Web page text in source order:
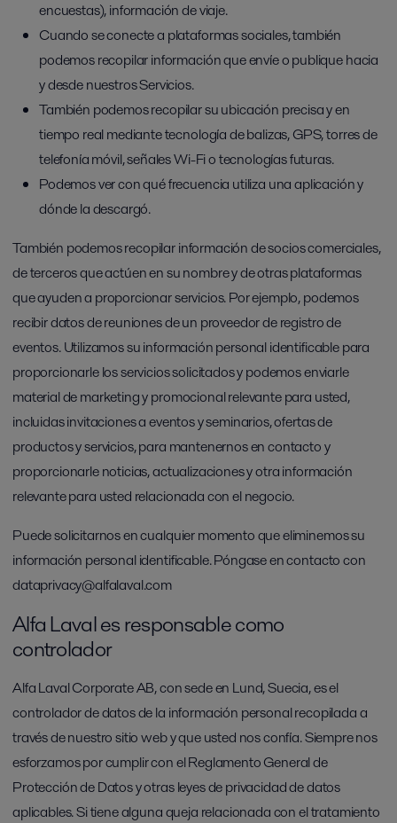
encuestas), información de viaje.
Cuando se conecte a plataformas sociales, también
podemos recopilar información que envíe o publique hacia
y desde nuestros Servicios.
También podemos recopilar su ubicación precisa y en
tiempo real mediante tecnología de balizas, GPS, torres de
telefonía móvil, señales Wi-Fi o tecnologías futuras.
Podemos ver con qué frecuencia utiliza una aplicación y
dónde la descargó.
También podemos recopilar información de socios comerciales,
de terceros que actúen en su nombre y de otras plataformas
que ayuden a proporcionar servicios. Por ejemplo, podemos
recibir datos de reuniones de un proveedor de registro de
eventos. Utilizamos su información personal identificable para
proporcionarle los servicios solicitados y podemos enviarle
material de marketing y promocional relevante para usted,
incluidas invitaciones a eventos y seminarios, ofertas de
productos y servicios, para mantenernos en contacto y
proporcionarle noticias, actualizaciones y otra información
relevante para usted relacionada con el negocio.
Puede solicitarnos en cualquier momento que eliminemos su
información personal identificable. Póngase en contacto con
dataprivacy@alfalaval.com
Alfa Laval es responsable como
controlador
Alfa Laval Corporate AB, con sede en Lund, Suecia, es el
controlador de datos de la información personal recopilada a
través de nuestro sitio web y que usted nos confía. Siempre nos
esforzamos por cumplir con el Reglamento General de
Protección de Datos y otras leyes de privacidad de datos
aplicables. Si tiene alguna queja relacionada con el tratamiento